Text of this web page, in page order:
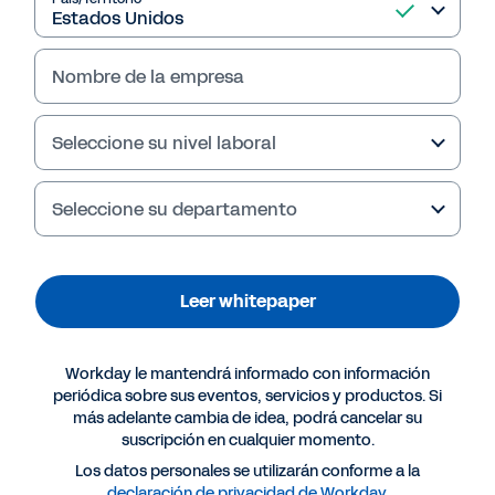
Leer whitepaper
Más recursos
WHITEPAPER
Partir de una buena base: planificación, selección
Nombre de la empresa
Seleccione su nivel laboral
Seleccione su departamento
Leer whitepaper
Workday le mantendrá informado con información
periódica sobre sus eventos, servicios y productos. Si
más adelante cambia de idea, podrá cancelar su
suscripción en cualquier momento.
Los datos personales se utilizarán conforme a la